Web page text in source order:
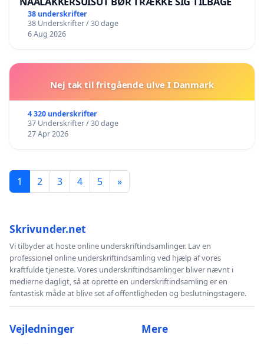
38 underskrifter
38 Underskrifter / 30 dage
6 Aug 2026
Nej tak til fritgående ulve I Danmark
4 320 underskrifter
37 Underskrifter / 30 dage
27 Apr 2026
1 2 3 4 5 »
Skrivunder.net
Vi tilbyder at hoste online underskriftindsamlinger. Lav en
professionel online underskriftindsamling ved hjælp af vores
kraftfulde tjeneste. Vores underskriftindsamlinger bliver nævnt i
medierne dagligt, så at oprette en underskriftindsamling er en
fantastisk måde at blive set af offentligheden og beslutningstagere.
Vejledninger Mere